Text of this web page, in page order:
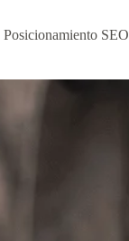
Posicionamiento SEO